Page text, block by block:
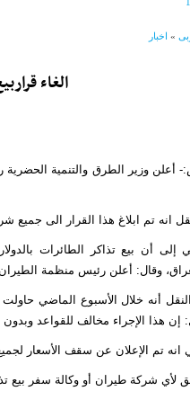
» اخبار
الغاء
وزير الطرق والتنمية الحضرية
انه تم ابلاغ هذا القرار الى جميع
إلى أن بيع تذاكر الطائرات
وقال: أعلن رئيس منظمة
إن هذا الإجراء مخالف للقواعد
تم الإعلان عن سقف الأسعار
لأي شركة طيران أو وكالة سفر بيع